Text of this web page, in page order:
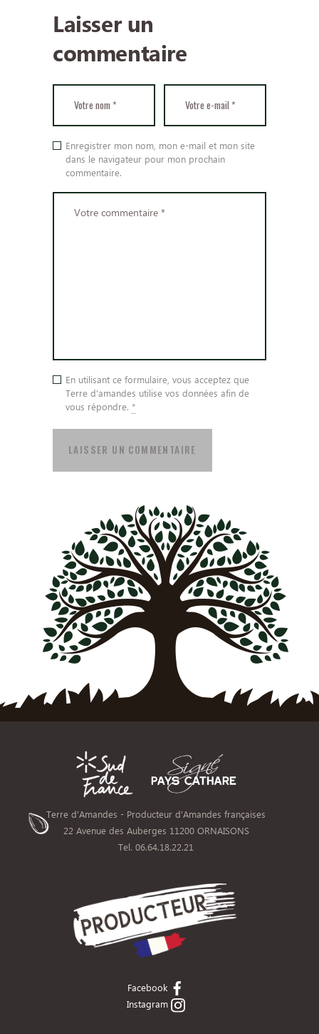
Laisser un
commentaire
Enregistrer mon nom, mon e-mail et mon site
dans le navigateur pour mon prochain
commentaire.
En utilisant ce formulaire, vous acceptez que
Terre d'amandes utilise vos données afin de
vous répondre.*
Terre d'Amandes - Producteur d'Amandes françaises
22 Avenue des Auberges 11200 ORNAISONS
Tel. 06.64.18.22.21
Facebook
Instagram